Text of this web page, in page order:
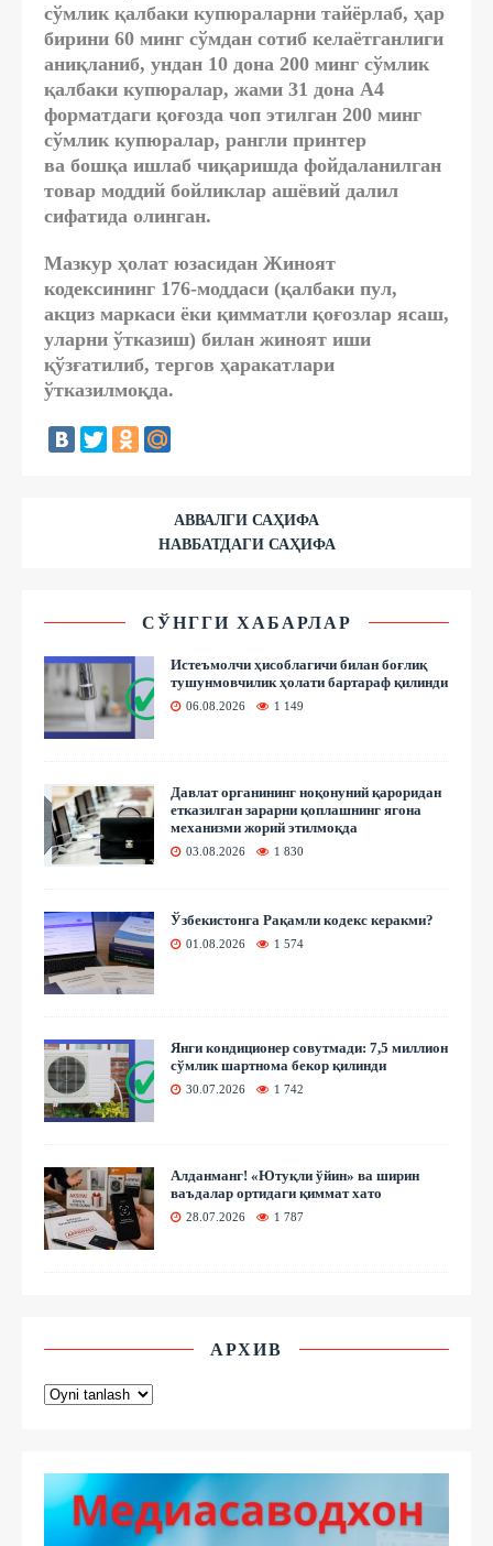
сўмлик қалбаки купюраларни тайёрлаб, ҳар
бирини 60 минг сўмдан сотиб келаётганлиги
аниқланиб, ундан 10 дона 200 минг сўмлик
қалбаки купюралар, жами 31 дона А4
форматдаги қоғозда чоп этилган 200 минг
сўмлик купюралар, рангли принтер
ва бошқа ишлаб чиқаришда фойдаланилган
товар моддий бойликлар ашёвий далил
сифатида олинган.
Мазкур ҳолат юзасидан Жиноят
кодексининг 176-моддаси (қалбаки пул,
акциз маркаси ёки қимматли қоғозлар ясаш,
уларни ўтказиш) билан жиноят иши
қўзғатилиб, тергов ҳаракатлари
ўтказилмоқда.
АВВАЛГИ САҲИФА
НАВБАТДАГИ САҲИФА
СЎНГГИ ХАБАРЛАР
Истеъмолчи ҳисоблагичи билан боғлиқ
тушунмовчилик ҳолати бартараф қилинди
06.08.2026 1 149
Давлат органининг ноқонуний қароридан
етказилган зарарни қоплашнинг ягона
механизми жорий этилмоқда
03.08.2026 1 830
Ўзбекистонга Рақамли кодекс керакми?
01.08.2026 1 574
Янги кондиционер совутмади: 7,5 миллион
сўмлик шартнома бекор қилинди
30.07.2026 1 742
Алданманг! «Ютуқли ўйин» ва ширин
ваъдалар ортидаги қиммат хато
28.07.2026 1 787
АРХИВ